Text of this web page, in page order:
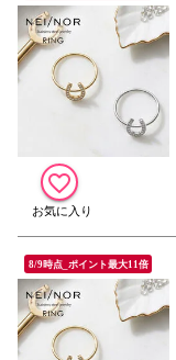
8/9時点_ポイント最大11倍